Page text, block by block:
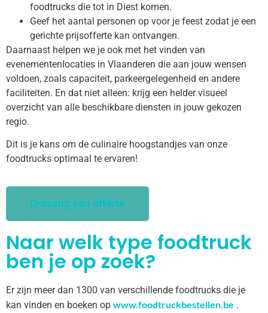
foodtrucks die tot in Diest komen.
Geef het aantal personen op voor je feest zodat je een
gerichte prijsofferte kan ontvangen.
Daarnaast helpen we je ook met het vinden van
evenementenlocaties in Vlaanderen die aan jouw wensen
voldoen, zoals capaciteit, parkeergelegenheid en andere
faciliteiten. En dat niet alleen: krijg een helder visueel
overzicht van alle beschikbare diensten in jouw gekozen
regio.
Dit is je kans om de culinaire hoogstandjes van onze
foodtrucks optimaal te ervaren!
Ontvang een offerte
Naar welk type foodtruck
ben je op zoek?
Er zijn meer dan 1300 van verschillende foodtrucks die je
kan vinden en boeken op www.foodtruckbestellen.be .